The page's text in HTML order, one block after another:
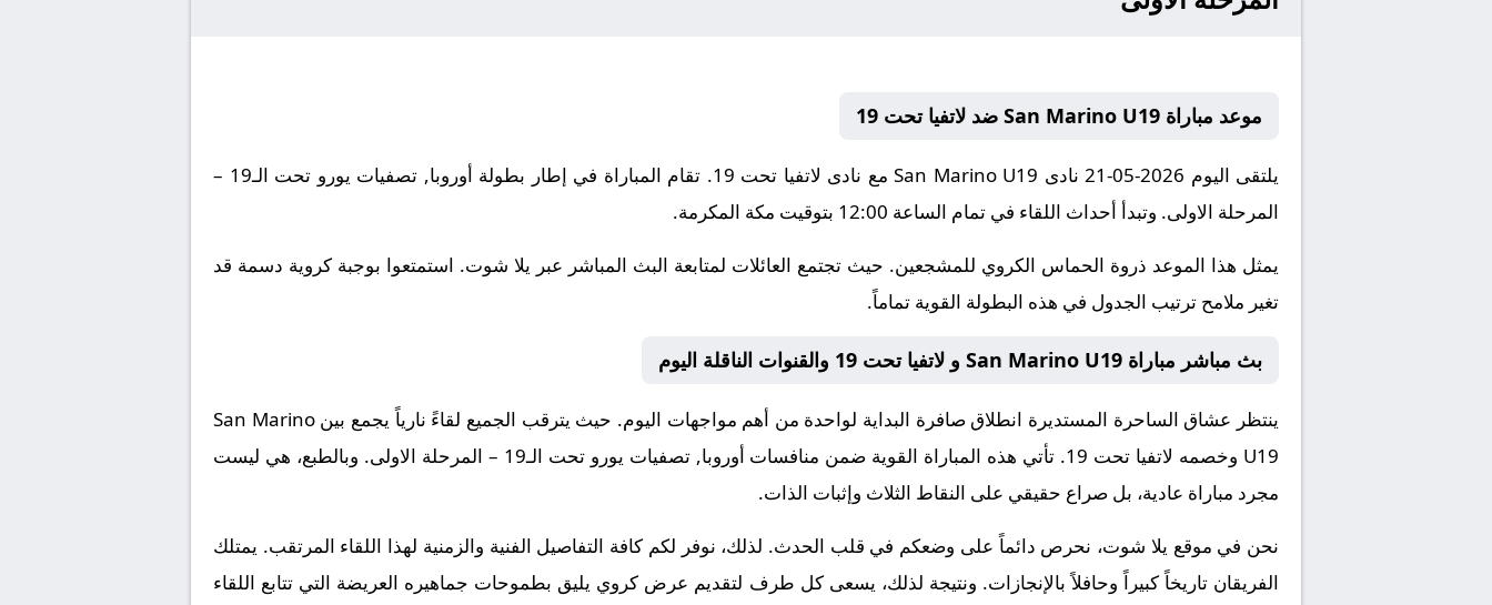
موعد مباراة San Marino U19 ضد لاتفيا تحت 19
يلتقى اليوم 2026-05-21 نادى San Marino U19 مع نادى لاتفيا تحت 19. تقام المباراة في إطار بطولة أوروبا, تصفيات يورو تحت الـ19 –
المرحلة الاولى. وتبدأ أحداث اللقاء في تمام الساعة 12:00 بتوقيت مكة المكرمة.
يمثل هذا الموعد ذروة الحماس الكروي للمشجعين. حيث تجتمع العائلات لمتابعة البث المباشر عبر يلا شوت. استمتعوا بوجبة كروية دسمة قد
تغير ملامح ترتيب الجدول في هذه البطولة القوية تماماً.
بث مباشر مباراة San Marino U19 و لاتفيا تحت 19 والقنوات الناقلة اليوم
ينتظر عشاق الساحرة المستديرة انطلاق صافرة البداية لواحدة من أهم مواجهات اليوم. حيث يترقب الجميع لقاءً نارياً يجمع بينSan Marino
U19 وخصمه لاتفيا تحت 19 . تأتي هذه المباراة القوية ضمن منافسات أوروبا, تصفيات يورو تحت الـ19 – المرحلة الاولى
. وبالطبع، هي ليست
مجرد مباراة عادية، بل صراع حقيقي على النقاط الثلاث وإثبات الذات.
نحن في موقع يلا شوت، نحرص دائماً على وضعكم في قلب الحدث. لذلك، نوفر لكم كافة التفاصيل الفنية والزمنية لهذا اللقاء المرتقب. يمتلك
الفريقان تاريخاً كبيراً وحافلاً بالإنجازات. ونتيجة لذلك، يسعى كل طرف لتقديم عرض كروي يليق بطموحات جماهيره العريضة التي تتابع اللقاء